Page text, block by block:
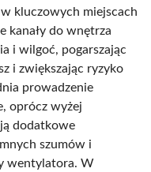
kluczowych miejscach
kanały do wnętrza
i wilgoć, pogarszając
i zwiększając ryzyko
prowadzenie
oprócz wyżej
dodatkowe
szumów i
wentylatora. W